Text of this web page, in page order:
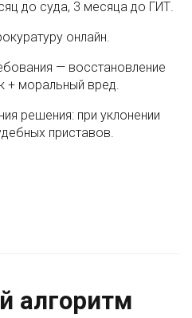
до суда, 3 месяца до ГИТ.
онлайн.
— восстановление
+ моральный вред.
решения: при уклонении
приставов.
алгоритм